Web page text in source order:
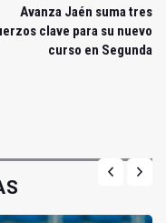
Avanza Jaén suma tres
clave para su nuevo
curso en Segunda